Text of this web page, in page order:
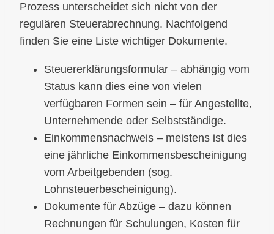
Prozess unterscheidet sich nicht von der
regulären Steuerabrechnung. Nachfolgend
finden Sie eine Liste wichtiger Dokumente.
Steuererklärungsformular – abhängig vom
Status kann dies eine von vielen
verfügbaren Formen sein – für Angestellte,
Unternehmende oder Selbstständige.
Einkommensnachweis – meistens ist dies
eine jährliche Einkommensbescheinigung
vom Arbeitgebenden (sog.
Lohnsteuerbescheinigung).
Dokumente für Abzüge – dazu können
Rechnungen für Schulungen, Kosten für